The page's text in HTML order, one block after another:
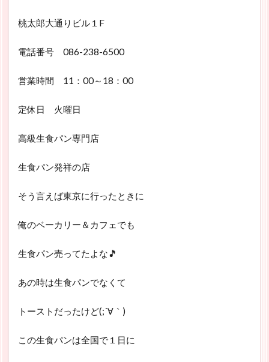
桃太郎大通りビル１F
電話番号 086-238-6500
営業時間 11：00～18：00
定休日 火曜日
高級生食パン専門店
生食パン発祥の店
そう言えば東京に行ったときに
俺のベーカリー＆カフェでも
生食パン売ってたよな🎵
あの時は生食パンでなくて
トーストだったけど(;´∀｀)
この生食パンは全国で１日に